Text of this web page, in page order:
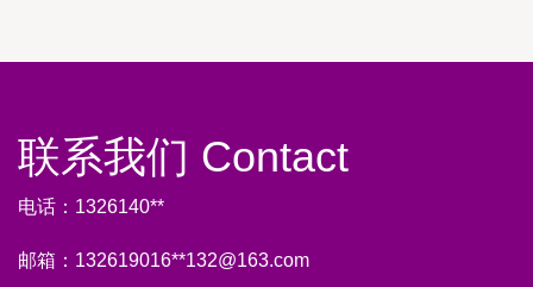
联系我们 Contact
电话：1326140**
邮箱：132619016**132@163.com